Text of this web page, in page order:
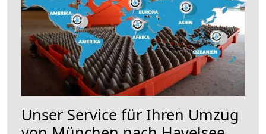
Unser Service für Ihren Umzug